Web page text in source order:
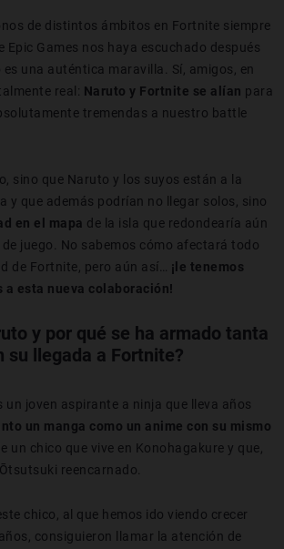
de distintos ámbitos en Fortnite siempre
Epic Games nos haya escuchado después
una auténtica maravilla. Sí, amigos, en
real: Naruto y Fortnite se alían para
tremendas a nuestro battle
sino que Naruto y los suyos están a la
y que además podrían no llegar solos, sino
en el mapa de la isla que redondearía aún
juego. No sabemos cómo afectará todo
de Fortnite, pero aún así… ¡le tenemos
a esta nueva colaboración!
y por qué se ha armado tanta
su llegada a Fortnite?
un joven aspirante a ninja que lleva años
un manga como un anime con su mismo
un chico que vive en Konohagakure y que,
reencarnado.
chico, al que hemos ido viendo crecer
consiguieron llamar la atención de